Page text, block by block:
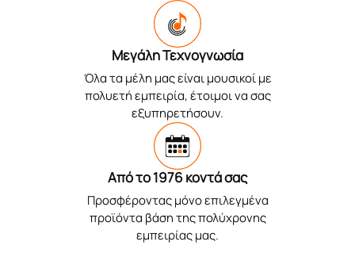
Μεγάλη Τεχνογνωσία
Όλα τα μέλη μας είναι μουσικοί με
πολυετή εμπειρία, έτοιμοι να σας
εξυπηρετήσουν.
Από το 1976 κοντά σας
Προσφέροντας μόνο επιλεγμένα
προϊόντα βάση της πολύχρονης
εμπειρίας μας.